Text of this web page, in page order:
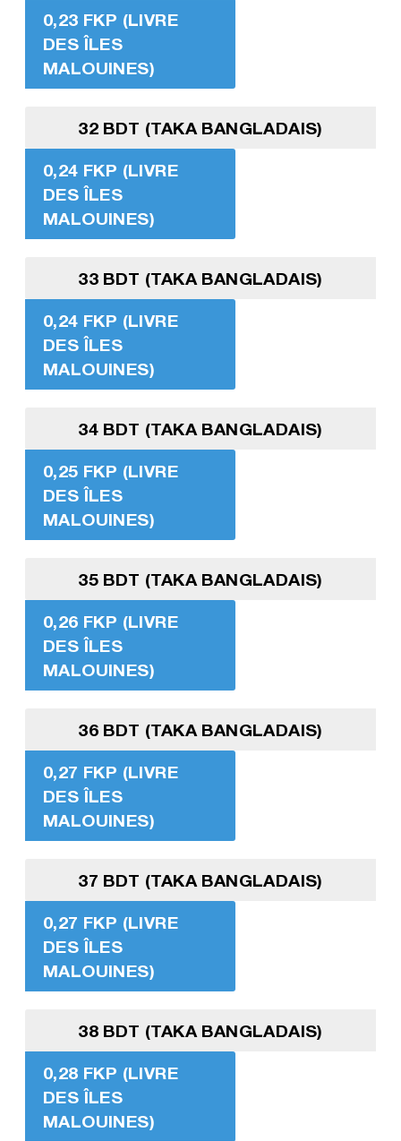
0,23 FKP (LIVRE
DES ÎLES
MALOUINES)
32 BDT (TAKA BANGLADAIS)
0,24 FKP (LIVRE
DES ÎLES
MALOUINES)
33 BDT (TAKA BANGLADAIS)
0,24 FKP (LIVRE
DES ÎLES
MALOUINES)
34 BDT (TAKA BANGLADAIS)
0,25 FKP (LIVRE
DES ÎLES
MALOUINES)
35 BDT (TAKA BANGLADAIS)
0,26 FKP (LIVRE
DES ÎLES
MALOUINES)
36 BDT (TAKA BANGLADAIS)
0,27 FKP (LIVRE
DES ÎLES
MALOUINES)
37 BDT (TAKA BANGLADAIS)
0,27 FKP (LIVRE
DES ÎLES
MALOUINES)
38 BDT (TAKA BANGLADAIS)
0,28 FKP (LIVRE
DES ÎLES
MALOUINES)